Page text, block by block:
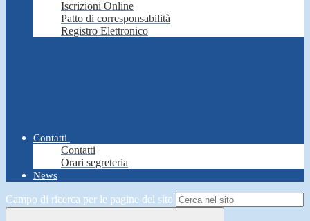
Iscrizioni Online
Patto di corresponsabilità
Registro Elettronico
Contatti
Contatti
Orari segreteria
News
Campo di ricerca per le pagine del sito